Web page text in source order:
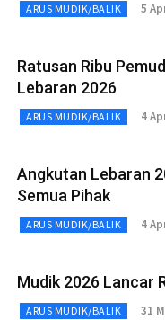
ARUS MUDIK/BALIK 5
Ratusan Ribu
Lebaran 2026
ARUS MUDIK/BALIK 4
Angkutan Lebaran
Semua Pihak
ARUS MUDIK/BALIK 4
Mudik 2026 Lancar
ARUS MUDIK/BALIK 31